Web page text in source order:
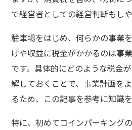
で経営者としての経営判断もしや
駐車場をはじめ、何らかの事業
げや収益に税金がかかるのは事
です。具体的にどのような税金
解しておくことで、事業計画を
るため、この記事を参考に知識
特に、初めてコインパーキング